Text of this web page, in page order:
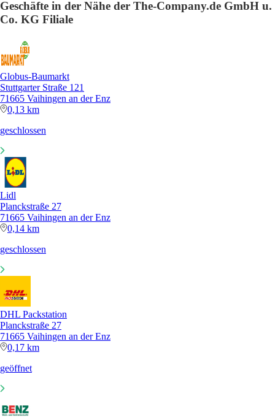
Geschäfte in der Nähe der The-Company.de GmbH u.
Co. KG Filiale
Globus-Baumarkt
Stuttgarter Straße 121
71665 Vaihingen an der Enz
0,13 km
geschlossen
Lidl
Planckstraße 27
71665 Vaihingen an der Enz
0,14 km
geschlossen
DHL Packstation
Planckstraße 27
71665 Vaihingen an der Enz
0,17 km
geöffnet